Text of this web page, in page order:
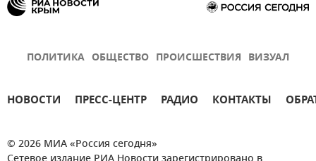
ПОЛИТИКА ОБЩЕСТВО ПРОИСШЕСТВИЯ ВИЗУАЛ
НОВОСТИ ПРЕСС-ЦЕНТР РАДИО КОНТАКТЫ
© 2026 МИА «Россия сегодня»